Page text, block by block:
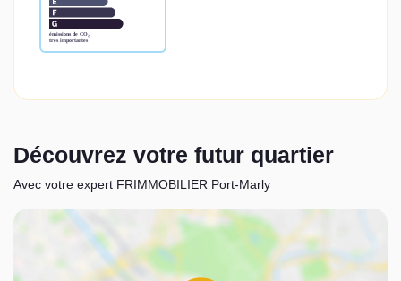
Découvrez votre futur quartier
Avec votre expert FRIMMOBILIER Port-Marly